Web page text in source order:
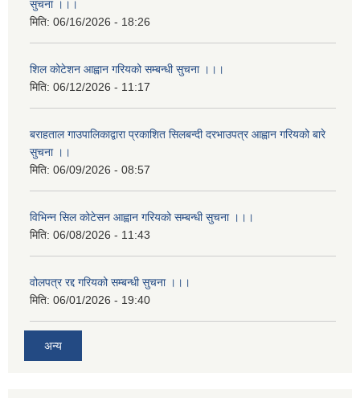
सुचना ।।।
मिति: 06/16/2026 - 18:26
शिल कोटेशन आह्वान गरियको सम्बन्धी सुचना ।।।
मिति: 06/12/2026 - 11:17
बराहताल गाउपालिकाद्वारा प्रकाशित सिलबन्दी दरभाउपत्र आह्वान गरियको बारे
सुचना ।।
मिति: 06/09/2026 - 08:57
विभिन्न सिल कोटेसन आह्वान गरियको सम्बन्धी सुचना ।।।
मिति: 06/08/2026 - 11:43
वोलपत्र रद्द गरियको सम्बन्धी सुचना ।।।
मिति: 06/01/2026 - 19:40
अन्य